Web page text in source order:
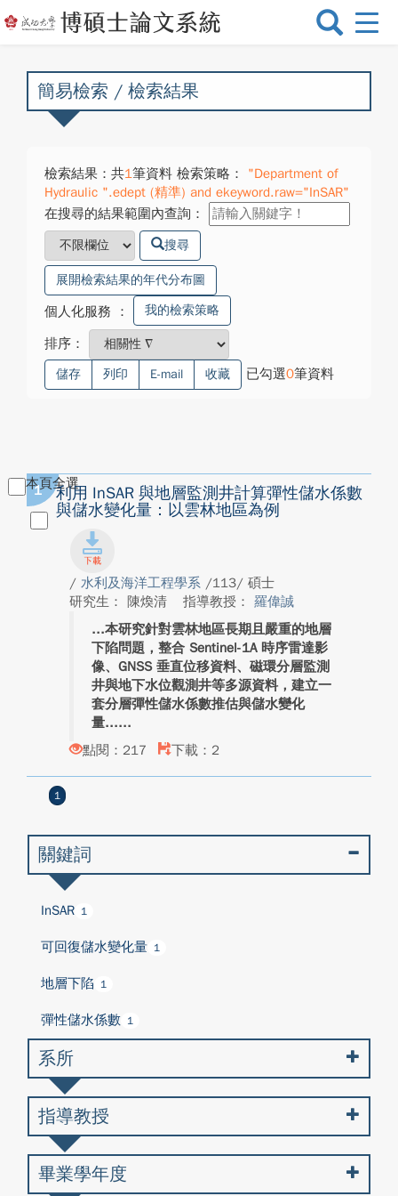
選
換
簡易檢索 / 檢索結果
檢索結果：共1筆資料 檢索策略：
"Department of
Hydraulic ".edept (精準) and ekeyword.raw="InSAR"
在搜尋的結果範圍內查詢：
搜尋
展開檢索結果的年代分布圖
個人化服務 ： 我的檢索策略
排序：
儲存 列印 E-mail 收藏 已勾選0筆資料
本頁全選
1
利用 InSAR 與地層監測井計算彈性儲水係數
與儲水變化量：以雲林地區為例
/ 水利及海洋工程學系 /113/ 碩士
研究生： 陳煥清
指導教授： 羅偉誠
本研究針對雲林地區長期且嚴重的地層
下陷問題，整合 Sentinel-1A 時序雷達影
像、GNSS 垂直位移資料、磁環分層監測
井與地下水位觀測井等多源資料，建立一
套分層彈性儲水係數推估與儲水變化
量...
點閱：217
下載：2
1
關鍵詞
InSAR 1
可回復儲水變化量 1
地層下陷 1
彈性儲水係數 1
系所
指導教授
畢業學年度